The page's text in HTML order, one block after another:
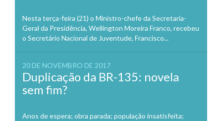
Nesta terça-feira (21) o Ministro-chefe da Secretaria-
Geral da Presidência, Wellington Moreira Franco, recebeu
o Secretário Nacional de Juventude, Francisco...
20 DE NOVEMBRO DE 2017
Duplicação da BR-135: novela
sem fim?
Anos de espera; obra parada; população insatisfeita;